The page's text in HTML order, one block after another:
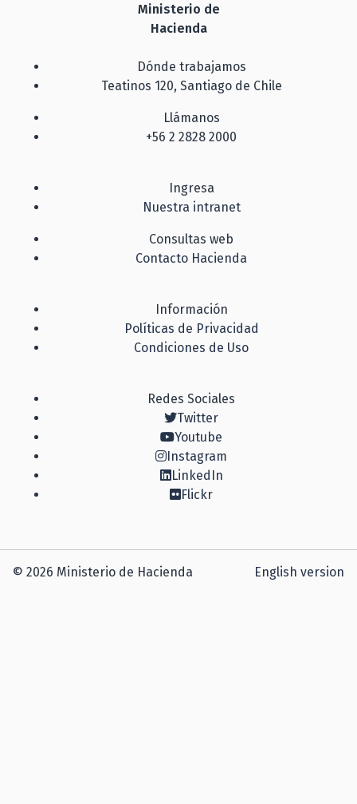
Ministerio de
Hacienda
Dónde trabajamos
Teatinos 120, Santiago de Chile
Llámanos
+56 2 2828 2000
Ingresa
Nuestra intranet
Consultas web
Contacto Hacienda
Información
Políticas de Privacidad
Condiciones de Uso
Redes Sociales
Twitter
Youtube
Instagram
LinkedIn
Flickr
© 2026 Ministerio de Hacienda English version